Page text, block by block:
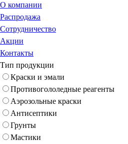
О компании
Распродажа
Сотрудничество
Акции
Контакты
Тип продукции
Краски и эмали
Противогололедные реагенты
Аэрозольные краски
Антисептики
Грунты
Мастики